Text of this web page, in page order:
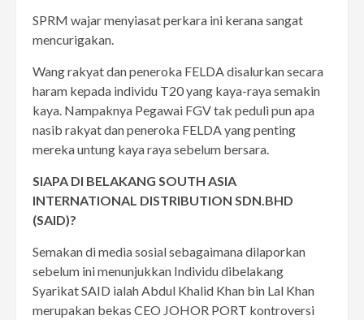
SPRM wajar menyiasat perkara ini kerana sangat
mencurigakan.
Wang rakyat dan peneroka FELDA disalurkan secara
haram kepada individu T20 yang kaya-raya semakin
kaya. Nampaknya Pegawai FGV tak peduli pun apa
nasib rakyat dan peneroka FELDA yang penting
mereka untung kaya raya sebelum bersara.
SIAPA DI BELAKANG SOUTH ASIA
INTERNATIONAL DISTRIBUTION SDN.BHD
(SAID)?
Semakan di media sosial sebagaimana dilaporkan
sebelum ini menunjukkan Individu dibelakang
Syarikat SAID ialah Abdul Khalid Khan bin Lal Khan
merupakan bekas CEO JOHOR PORT kontroversi